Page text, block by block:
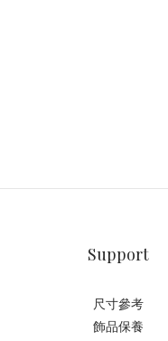
Support
尺寸參考
飾品保養